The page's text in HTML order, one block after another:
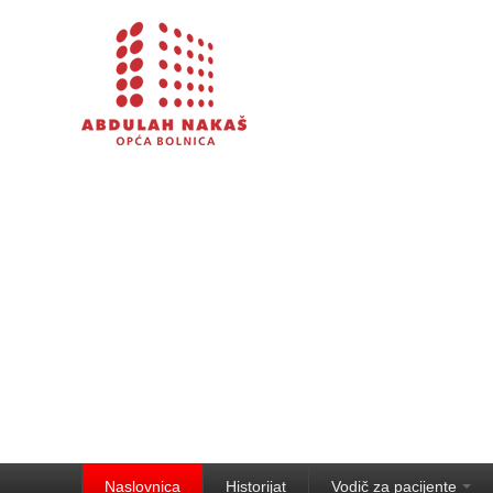
Naslovnica Historijat Vodič za pacijente